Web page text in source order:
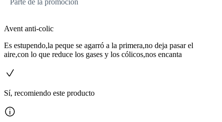
Parte de la promoción
Avent anti-colic
Es estupendo,la peque se agarró a la primera,no deja pasar el
aire,con lo que reduce los gases y los cólicos,nos encanta
Sí, recomiendo este producto